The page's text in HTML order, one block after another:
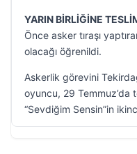
YARIN BİRLİĞİNE
Önce asker tıraşı
olacağı öğrenildi.
Askerlik görevini
oyuncu, 29 Temmuz’da
“Sevdiğim Sensin”in